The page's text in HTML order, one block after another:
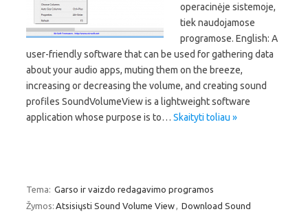
operacinėje sistemoje,
tiek naudojamose
programose. English: A
user-friendly software that can be used for gathering data
about your audio apps, muting them on the breeze,
increasing or decreasing the volume, and creating sound
profiles SoundVolumeView is a lightweight software
application whose purpose is to… Skaityti toliau »
Tema: Garso ir vaizdo redagavimo programos
Žymos: Atsisiųsti Sound Volume View
Download Sound